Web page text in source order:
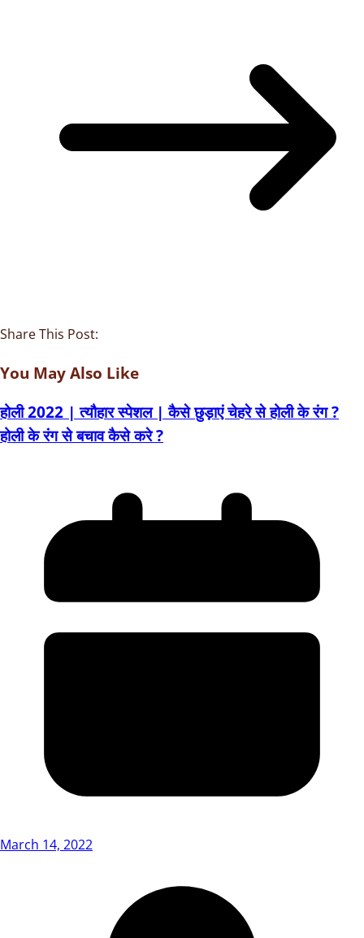
Share This Post:
You May Also Like
होली 2022 | त्‍यौहार स्‍पेशल | कैसे छुड़ाएं चेहरे से होली के रंग ?
होली के रंग से बचाव कैसे करे ?
March 14, 2022